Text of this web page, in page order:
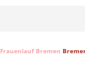
Frauenlauf Bremen